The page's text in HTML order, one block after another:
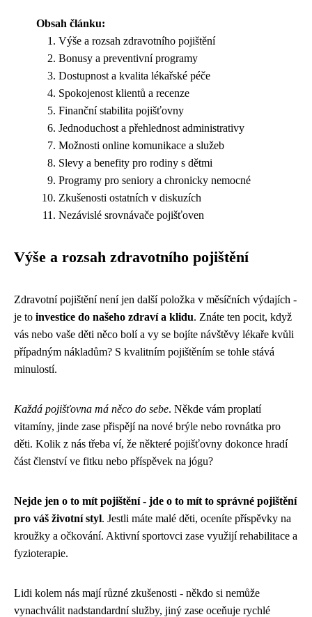
Obsah článku:
Výše a rozsah zdravotního pojištění
Bonusy a preventivní programy
Dostupnost a kvalita lékařské péče
Spokojenost klientů a recenze
Finanční stabilita pojišťovny
Jednoduchost a přehlednost administrativy
Možnosti online komunikace a služeb
Slevy a benefity pro rodiny s dětmi
Programy pro seniory a chronicky nemocné
Zkušenosti ostatních v diskuzích
Nezávislé srovnávače pojišťoven
Výše a rozsah zdravotního pojištění
Zdravotní pojištění není jen další položka v měsíčních výdajích -
je to investice do našeho zdraví a klidu. Znáte ten pocit, když
vás nebo vaše děti něco bolí a vy se bojíte návštěvy lékaře kvůli
případným nákladům? S kvalitním pojištěním se tohle stává
minulostí.
Každá pojišťovna má něco do sebe. Někde vám proplatí
vitamíny, jinde zase přispějí na nové brýle nebo rovnátka pro
děti. Kolik z nás třeba ví, že některé pojišťovny dokonce hradí
část členství ve fitku nebo příspěvek na jógu?
Nejde jen o to mít pojištění - jde o to mít to správné pojištění
pro váš životní styl. Jestli máte malé děti, oceníte příspěvky na
kroužky a očkování. Aktivní sportovci zase využijí rehabilitace a
fyzioterapie.
Lidi kolem nás mají různé zkušenosti - někdo si nemůže
vynachválit nadstandardní služby, jiný zase oceňuje rychlé